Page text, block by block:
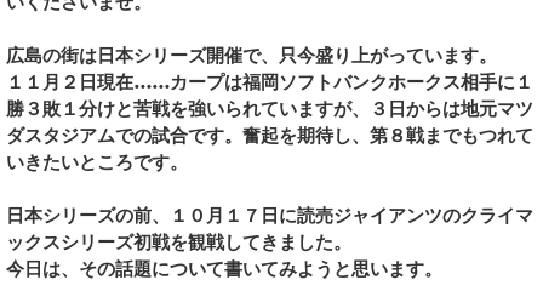
広島の街は日本シリーズ開催で、只今盛り上がっています。
１１月２日現在……カープは福岡ソフトバンクホークス相手に１
勝３敗１分けと苦戦を強いられていますが、３日からは地元マツ
ダスタジアムでの試合です。奮起を期待し、第８戦までもつれて
いきたいところです。
日本シリーズの前、１０月１７日に読売ジャイアンツのクライマ
ックスシリーズ初戦を観戦してきました。
今日は、その話題について書いてみようと思います。